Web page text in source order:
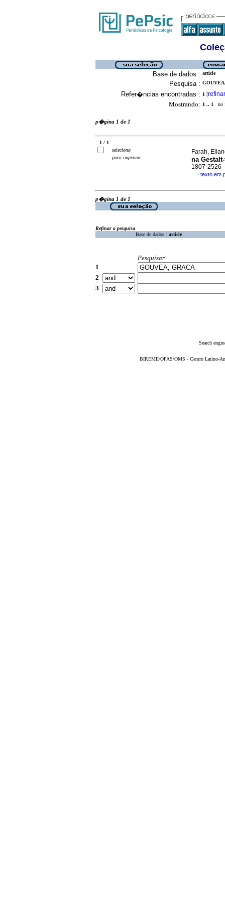
Base de dados : article
Pesquisa :
Refer�ncias encontradas : 1 [refinar
Mostrando: 1 .. 1 no
p�gina 1 de 1
1 / 1
seleciona
para imprimir
Farah,
na
1807-2526
· texto em
p�gina 1 de 1
Refinar a pesquisa
Base de dados : article
Pesquisar
1
2
3
Search
BIREME/OPAS/OMS - Centro Latino-